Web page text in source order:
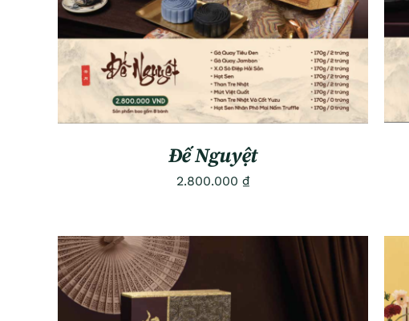
Đế Nguyệt
2.800.000 ₫